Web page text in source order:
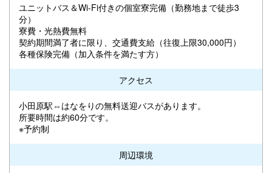
ユニットバス＆Wi-Fi付きの個室寮完備（勤務地まで徒歩3
分）
寮費・光熱費無料
契約期間満了者に限り、交通費支給（往復上限30,000円）
各種保険完備（加入条件を満たす方）
アクセス
小田原駅⇔はなをりの無料送迎バスがあります。
所要時間は約60分です。
※予約制
周辺環境